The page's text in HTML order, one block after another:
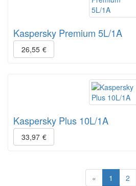
Kaspersky Premium 5L/1A
26,55 €
Kaspersky Plus 10L/1A
33,97 €
« 1 (current)
2